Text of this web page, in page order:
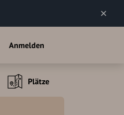
Anmelden
Plätze